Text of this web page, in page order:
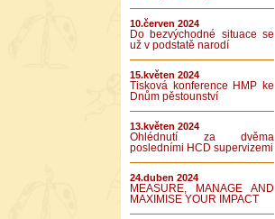
10.červen 2024
Do bezvýchodné situace se
už v podstatě narodí
15.květen 2024
Tisková konference HMP ke
Dnům pěstounství
13.květen 2024
Ohlédnutí za dvěma
posledními HCD supervizemi
24.duben 2024
MEASURE, MANAGE AND
MAXIMISE YOUR IMPACT